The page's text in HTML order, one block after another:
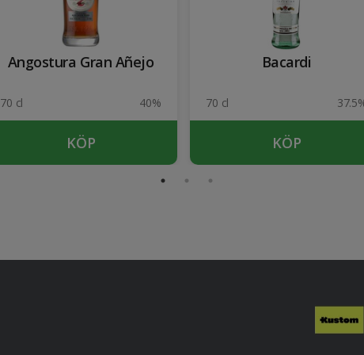
Angostura Gran Añejo
70 cl 40%
KÖP
Bacardi
70 cl
KÖP